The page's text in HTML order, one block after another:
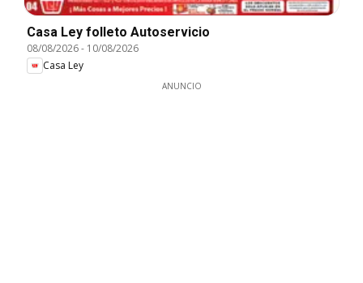
Casa Ley folleto Autoservicio
08/08/2026- 10/08/2026
Casa Ley
ANUNCIO